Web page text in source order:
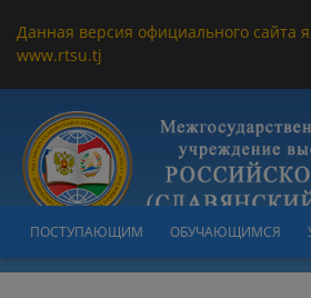
Данная версия официального сайта
www.rtsu.tj
ПОСТУПАЮЩИМ ОБУЧАЮЩИМСЯ